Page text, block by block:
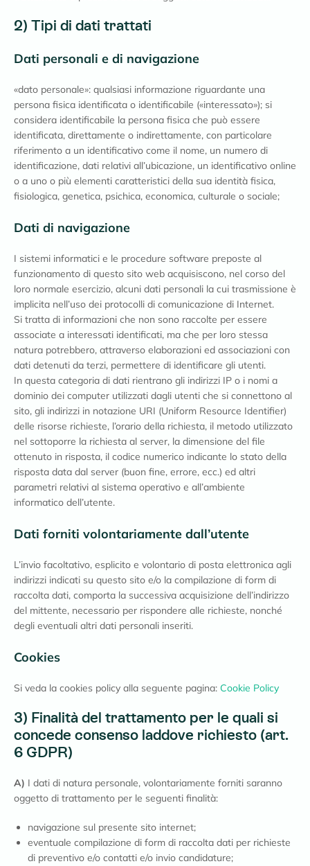
2) Tipi di dati trattati
Dati personali e di navigazione
«dato personale»: qualsiasi informazione riguardante una
persona fisica identificata o identificabile («interessato»); si
considera identificabile la persona fisica che può essere
identificata, direttamente o indirettamente, con particolare
riferimento a un identificativo come il nome, un numero di
identificazione, dati relativi all’ubicazione, un identificativo online
o a uno o più elementi caratteristici della sua identità fisica,
fisiologica, genetica, psichica, economica, culturale o sociale;
Dati di navigazione
I sistemi informatici e le procedure software preposte al
funzionamento di questo sito web acquisiscono, nel corso del
loro normale esercizio, alcuni dati personali la cui trasmissione è
implicita nell’uso dei protocolli di comunicazione di Internet.
Si tratta di informazioni che non sono raccolte per essere
associate a interessati identificati, ma che per loro stessa
natura potrebbero, attraverso elaborazioni ed associazioni con
dati detenuti da terzi, permettere di identificare gli utenti.
In questa categoria di dati rientrano gli indirizzi IP o i nomi a
dominio dei computer utilizzati dagli utenti che si connettono al
sito, gli indirizzi in notazione URI (Uniform Resource Identifier)
delle risorse richieste, l’orario della richiesta, il metodo utilizzato
nel sottoporre la richiesta al server, la dimensione del file
ottenuto in risposta, il codice numerico indicante lo stato della
risposta data dal server (buon fine, errore, ecc.) ed altri
parametri relativi al sistema operativo e all’ambiente
informatico dell’utente.
Dati forniti volontariamente dall’utente
L’invio facoltativo, esplicito e volontario di posta elettronica agli
indirizzi indicati su questo sito e/o la compilazione di form di
raccolta dati, comporta la successiva acquisizione dell’indirizzo
del mittente, necessario per rispondere alle richieste, nonché
degli eventuali altri dati personali inseriti.
Cookies
Si veda la cookies policy alla seguente pagina: Cookie Policy
3) Finalità del trattamento per le quali si
concede consenso laddove richiesto (art.
6 GDPR)
A) I dati di natura personale, volontariamente forniti saranno
oggetto di trattamento per le seguenti finalità:
navigazione sul presente sito internet;
eventuale compilazione di form di raccolta dati per richieste
di preventivo e/o contatti e/o invio candidature;